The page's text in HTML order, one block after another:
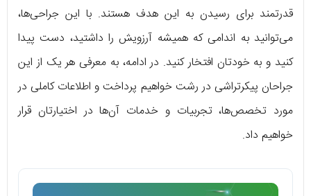
قدرتمند برای رسیدن به این هدف هستند. با این جراحی‌ها،
می‌توانید به اندامی که همیشه آرزویش را داشتید، دست پیدا
کنید و به خودتان افتخار کنید. در ادامه، به معرفی هر یک از این
جراحان پیکرتراشی در رشت خواهیم پرداخت و اطلاعات کاملی در
مورد تخصص‌ها، تجربیات و خدمات آن‌ها در اختیارتان قرار
خواهیم داد.